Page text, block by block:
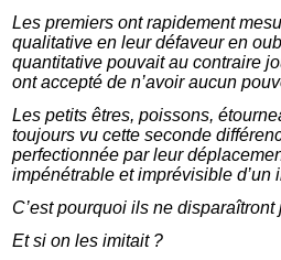
Les premiers ont rapidement
qualitative en leur défaveur en
quantitative pouvait au contraire
ont accepté de n’avoir aucun
Les petits êtres, poissons,
toujours vu cette seconde
perfectionnée par leur
impénétrable et imprévisible d’un
C’est pourquoi ils ne disparaîtront
Et si on les imitait ?